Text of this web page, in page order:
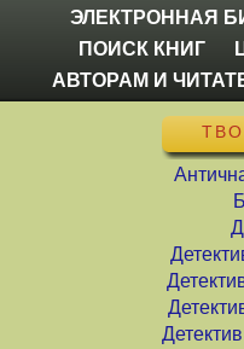
ЭЛЕКТРОННАЯ
ПОИСК КНИГ
АВТОРАМ И